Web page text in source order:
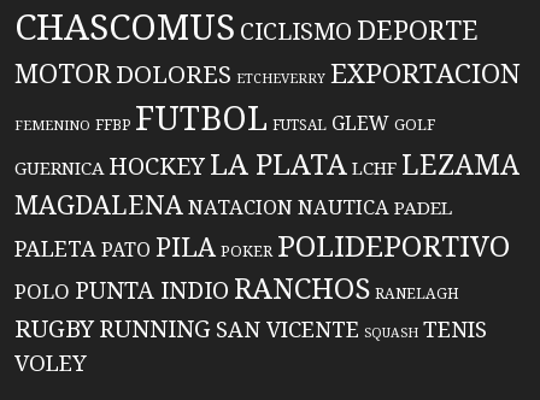
CHASCOMUS CICLISMO DEPORTE
MOTORDOLORES ETCHEVERRY EXPORTACION
FEMENINO FFBP FUTBOL FUTSAL GLEW GOLF
GUERNICA HOCKEYLA PLATA LCHF LEZAMA
MAGDALENANATACIONNAUTICA PADEL
PALETA PATO PILA POKER POLIDEPORTIVO
POLO PUNTA INDIO RANCHOS RANELAGH
RUGBYRUNNING SAN VICENTE SQUASH TENIS
VOLEY